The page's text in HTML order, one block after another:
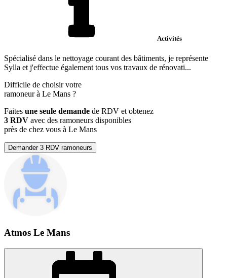
Activités
Spécialisé dans le nettoyage courant des bâtiments, je représente
Sylla et j'effectue également tous vos travaux de rénovati...
Difficile de choisir votre
ramoneur à Le Mans ?
Faites une seule demande de RDV et obtenez
3 RDV avec des ramoneurs disponibles
près de chez vous à Le Mans
Demander 3 RDV ramoneurs
Atmos Le Mans